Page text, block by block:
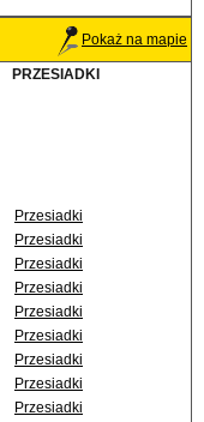
Pokaż na mapie
PRZESIADKI
Przesiadki
Przesiadki
Przesiadki
Przesiadki
Przesiadki
Przesiadki
Przesiadki
Przesiadki
Przesiadki